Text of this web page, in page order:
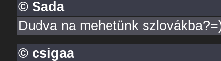
© Sada
Dudva na mehetünk
© csigaa